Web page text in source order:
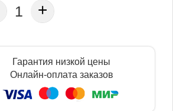
+
Гарантия низкой цены
Онлайн-оплата заказов